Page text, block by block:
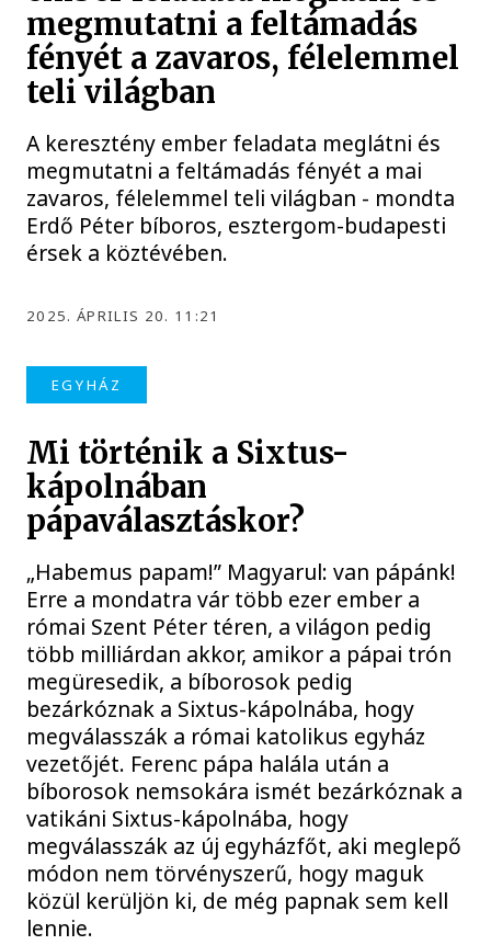
megmutatni a feltámadás
fényét a zavaros, félelemmel
teli világban
A keresztény ember feladata meglátni és
megmutatni a feltámadás fényét a mai
zavaros, félelemmel teli világban - mondta
Erdő Péter bíboros, esztergom-budapesti
érsek a köztévében.
2025. ÁPRILIS 20. 11:21
EGYHÁZ
Mi történik a Sixtus-
kápolnában
pápaválasztáskor?
„Habemus papam!” Magyarul: van pápánk!
Erre a mondatra vár több ezer ember a
római Szent Péter téren, a világon pedig
több milliárdan akkor, amikor a pápai trón
megüresedik, a bíborosok pedig
bezárkóznak a Sixtus-kápolnába, hogy
megválasszák a római katolikus egyház
vezetőjét. Ferenc pápa halála után a
bíborosok nemsokára ismét bezárkóznak a
vatikáni Sixtus-kápolnába, hogy
megválasszák az új egyházfőt, aki meglepő
módon nem törvényszerű, hogy maguk
közül kerüljön ki, de még papnak sem kell
lennie.